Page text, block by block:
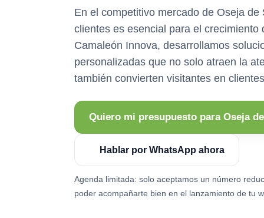
En el competitivo mercado de Oseja de
clientes es esencial para el crecimiento
Camaleón Innova, desarrollamos
personalizadas que no solo atraen la
también convierten visitantes en
Quiero mi presupuesto para Oseja
Hablar por WhatsApp ahora
Agenda limitada: solo aceptamos un número
poder acompañarte bien en el lanzamiento de tu